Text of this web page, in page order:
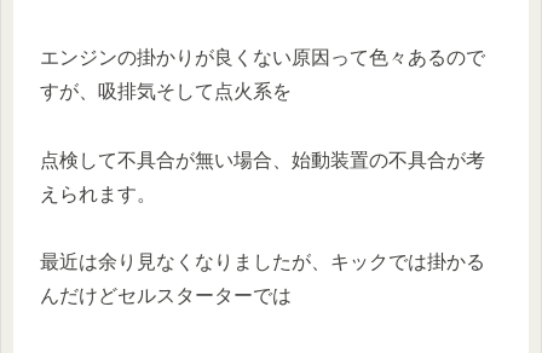
エンジンの掛かりが良くない原因って色々あるので
すが、吸排気そして点火系を
点検して不具合が無い場合、始動装置の不具合が考
えられます。
最近は余り見なくなりましたが、キックでは掛かる
んだけどセルスターターでは